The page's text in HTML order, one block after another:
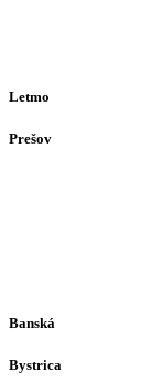
Letmo
Prešov
Banská
Bystrica